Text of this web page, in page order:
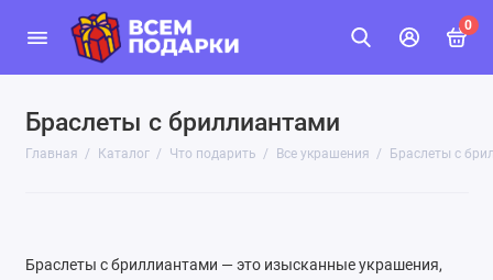
0
Браслеты с бриллиантами
Главная Каталог Что подарить Все украшения Браслеты с
Браслеты с бриллиантами — это изысканные украшения,